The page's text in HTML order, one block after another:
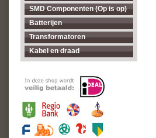
SMD Componenten (Op is op)
Batterijen
Transformatoren
Kabel en draad